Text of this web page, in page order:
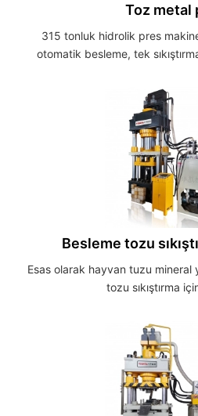
Toz metal
315 tonluk hidrolik pres
otomatik besleme, tek
Besleme tozu
Esas olarak hayvan tuzu mineral
tozu sıkıştırma